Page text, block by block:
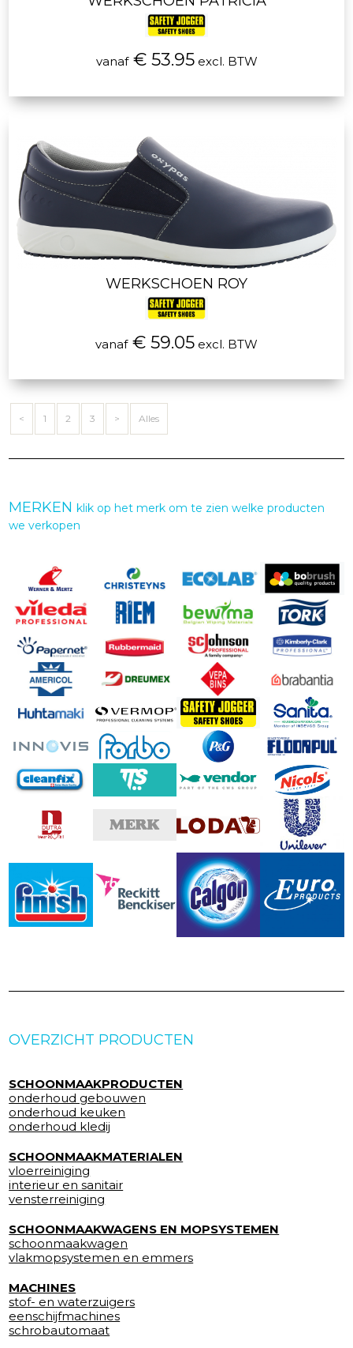
vanaf€ 53.95excl. BTW
WERKSCHOEN ROY
vanaf€ 59.05 excl. BTW
< 1 2 3 > Alles
MERKENklik op het merk om te zien welke producten
we verkopen
OVERZICHT PRODUCTEN
SCHOONMAAKPRODUCTEN
onderhoud gebouwen
onderhoud keuken
onderhoud kledij
SCHOONMAAKMATERIALEN
vloerreiniging
interieur en sanitair
vensterreiniging
SCHOONMAAKWAGENS EN MOPSYSTEMEN
schoonmaakwagen
vlakmopsystemen en emmers
MACHINES
stof- en waterzuigers
eenschijfmachines
schrobautomaat